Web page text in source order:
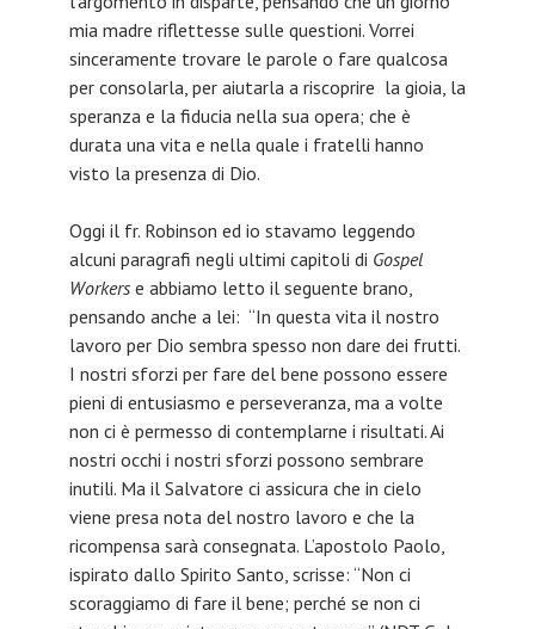
mia madre riflettesse sulle questioni. Vorrei
sinceramente trovare le parole o fare qualcosa
per consolarla, per aiutarla a riscoprire la gioia, la
speranza e la fiducia nella sua opera; che è
durata una vita e nella quale i fratelli hanno
visto la presenza di Dio.
Oggi il fr. Robinson ed io stavamo leggendo
alcuni paragrafi negli ultimi capitoli di Gospel
Workers e abbiamo letto il seguente brano,
pensando anche a lei: “In questa vita il nostro
lavoro per Dio sembra spesso non dare dei frutti.
I nostri sforzi per fare del bene possono essere
pieni di entusiasmo e perseveranza, ma a volte
non ci è permesso di contemplarne i risultati. Ai
nostri occhi i nostri sforzi possono sembrare
inutili. Ma il Salvatore ci assicura che in cielo
viene presa nota del nostro lavoro e che la
ricompensa sarà consegnata. L’apostolo Paolo,
ispirato dallo Spirito Santo, scrisse: “Non ci
scoraggiamo di fare il bene; perché se non ci